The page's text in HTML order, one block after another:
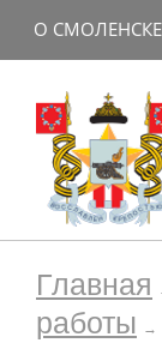
О СМОЛЕНСКЕ
Главная
работы